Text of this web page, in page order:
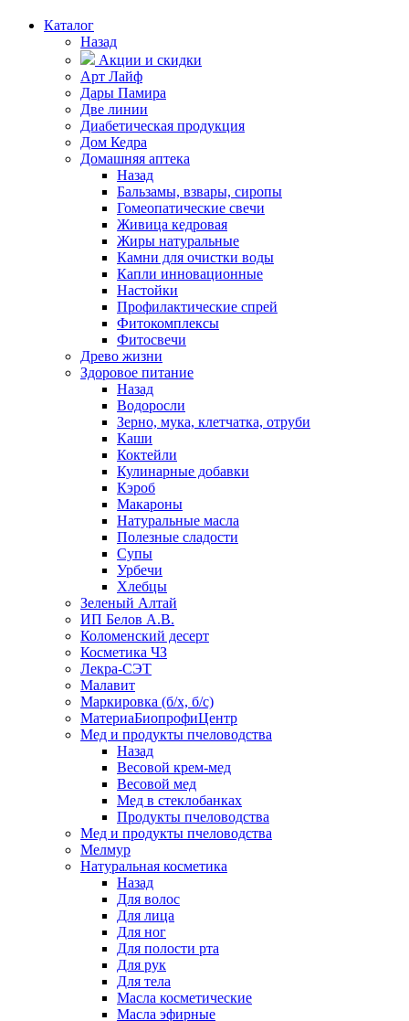
Каталог
Назад
Акции и скидки
Арт Лайф
Дары Памира
Две линии
Диабетическая продукция
Дом Кедра
Домашняя аптека
Назад
Бальзамы, взвары, сиропы
Гомеопатические свечи
Живица кедровая
Жиры натуральные
Камни для очистки воды
Капли инновационные
Настойки
Профилактические спрей
Фитокомплексы
Фитосвечи
Древо жизни
Здоровое питание
Назад
Водоросли
Зерно, мука, клетчатка, отруби
Каши
Коктейли
Кулинарные добавки
Кэроб
Макароны
Натуральные масла
Полезные сладости
Супы
Урбечи
Хлебцы
Зеленый Алтай
ИП Белов А.В.
Коломенский десерт
Косметика ЧЗ
Лекра-СЭТ
Малавит
Маркировка (б/х, б/с)
МатериаБиопрофиЦентр
Мед и продукты пчеловодства
Назад
Весовой крем-мед
Весовой мед
Мед в стеклобанках
Продукты пчеловодства
Мед и продукты пчеловодства
Мелмур
Натуральная косметика
Назад
Для волос
Для лица
Для ног
Для полости рта
Для рук
Для тела
Масла косметические
Масла эфирные